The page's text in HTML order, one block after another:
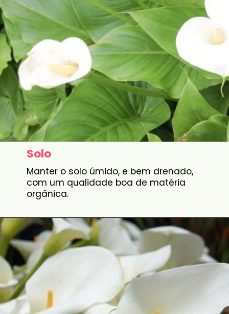
Solo
Manter o solo úmido, e bem drenado,
com um qualidade boa de matéria
orgânica.